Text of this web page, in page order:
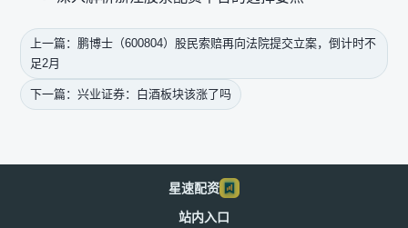
上一篇：鹏博士（600804）股民索赔再向法院提交立案，倒计时不
足2月
下一篇：兴业证券：白酒板块该涨了吗
星速配资
站内入口